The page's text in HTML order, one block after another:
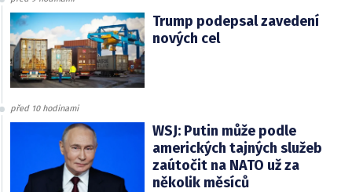
Trump podepsal zavedení
nových cel
před 10 hodinami
WSJ: Putin může podle
amerických tajných služeb
zaútočit na NATO už za
několik měsíců